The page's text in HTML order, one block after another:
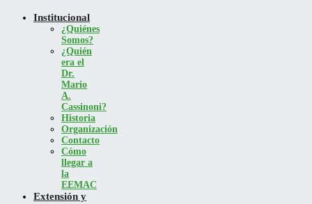
Institucional
¿Quiénes
Somos?
¿Quién
era el
Dr.
Mario
A.
Cassinoni?
Historia
Organización
Contacto
Cómo
llegar a
la
EEMAC
Extensión y